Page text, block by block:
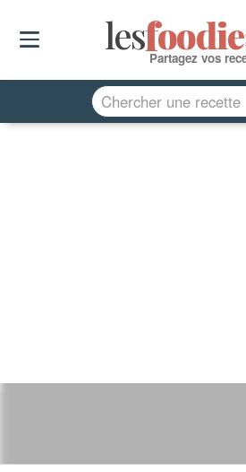
lesfo
Partagez vos